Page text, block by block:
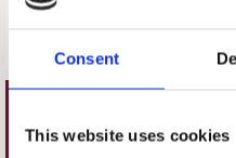
Consent
This website uses cookies